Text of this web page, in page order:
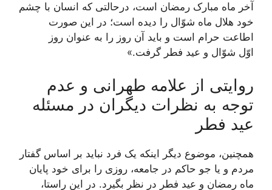
آخر ماه مبارک رمضان است، درحالتی که انسان با چشم
خود هلال ماه شوّال را دیده است؛ در این صورت
اطاعت حرام است و باید آن روز را به عنوان روز
اوّل شوّال و عید فطر گرفت.»
روایتی از علامه طهرانی و عدم
توجه به نظرات دیگران در مسئله
عید فطر
همچنین، موضوع دیگر اینکه یک فرد نباید بر اساس گفتار
مردم و یا جو حاکم در جامعه، روزی را برای خود پایان
ماه رمضان و عید فطر در نظر بگیرد. در این راستا،